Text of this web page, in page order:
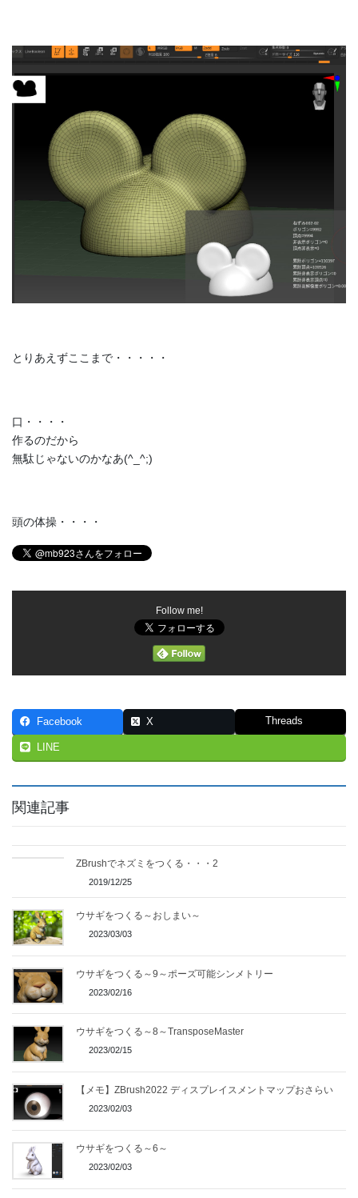
とりあえずここまで・・・・・
口・・・・
作るのだから
無駄じゃないのかなあ(^_^;)
頭の体操・・・・
Follow me!
Facebook X Threads
LINE
関連記事
ZBrushでネズミをつくる・・・2
2019/12/25
ウサギをつくる～おしまい～
2023/03/03
ウサギをつくる～9～ポーズ可能シンメトリー
2023/02/16
ウサギをつくる～8～TransposeMaster
2023/02/15
【メモ】ZBrush2022 ディスプレイスメントマップおさらい
2023/02/03
ウサギをつくる～6～
2023/02/03